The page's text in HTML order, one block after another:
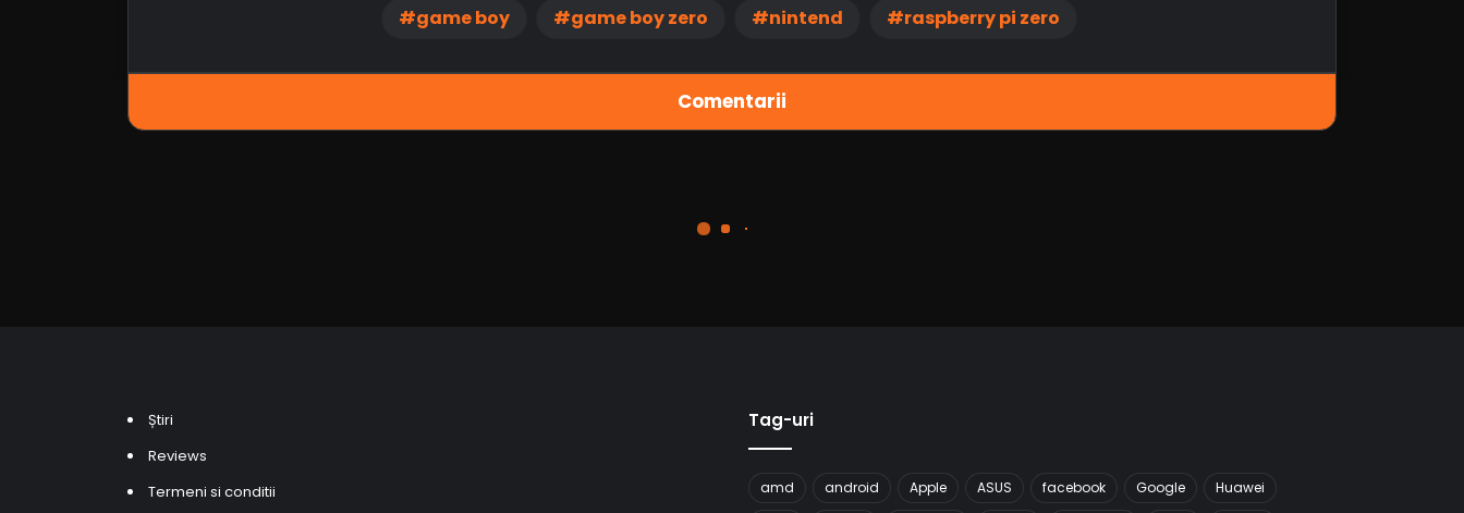
game boy game boy zero nintend raspberry pi zero
Comentarii
Știri
Reviews
Termeni si conditii
Tag-uri
amd android Apple ASUS facebook Google Huawei